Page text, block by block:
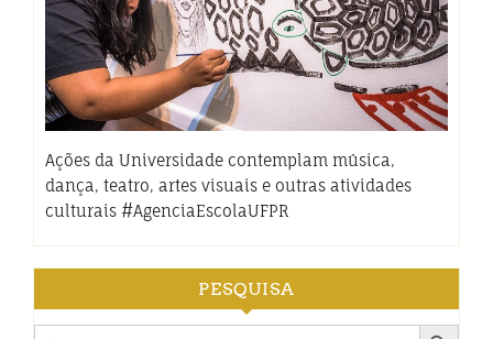
Ações da Universidade contemplam música,
dança, teatro, artes visuais e outras atividades
culturais #AgenciaEscolaUFPR
PESQUISA
Search Search Button